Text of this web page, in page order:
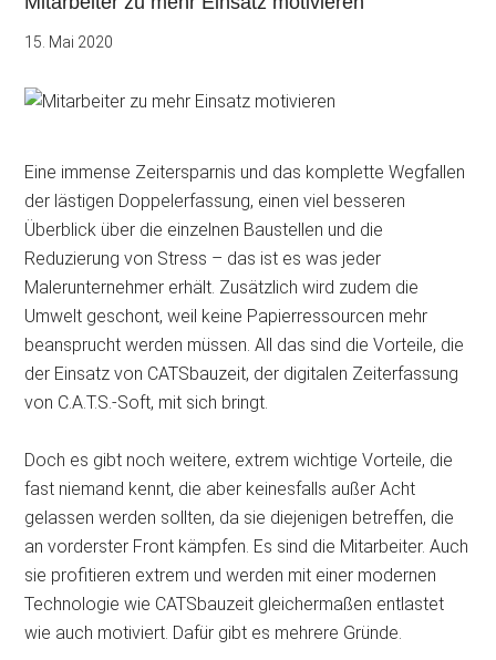
15. Mai 2020
Eine immense Zeitersparnis und das komplette Wegfallen
der lästigen Doppelerfassung, einen viel besseren
Überblick über die einzelnen Baustellen und die
Reduzierung von Stress – das ist es was jeder
Malerunternehmer erhält. Zusätzlich wird zudem die
Umwelt geschont, weil keine Papierressourcen mehr
beansprucht werden müssen. All das sind die Vorteile, die
der Einsatz von CATSbauzeit, der digitalen Zeiterfassung
von C.A.T.S.-Soft, mit sich bringt.
Doch es gibt noch weitere, extrem wichtige Vorteile, die
fast niemand kennt, die aber keinesfalls außer Acht
gelassen werden sollten, da sie diejenigen betreffen, die
an vorderster Front kämpfen. Es sind die Mitarbeiter. Auch
sie profitieren extrem und werden mit einer modernen
Technologie wie CATSbauzeit gleichermaßen entlastet
wie auch motiviert. Dafür gibt es mehrere Gründe.